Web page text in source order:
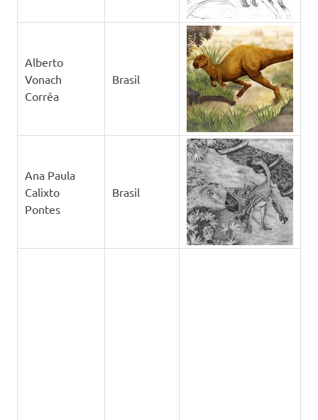
Alberto
Vonach
Corrêa
Brasil
Ana Paula
Calixto
Pontes
Brasil